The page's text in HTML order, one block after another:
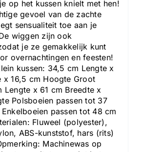
op het kussen knielt met hen!
gevoel van de zachte
sensualiteit toe aan je
wiggen zijn ook
je ze gemakkelijk kunt
overnachtingen en feesten!
kussen: 34,5 cm Lengte x
x 16,5 cm Hoogte Groot
Lengte x 61 cm Breedte x
Polsboeien passen tot 37
passen tot 48 cm
Fluweel (polyester),
ABS-kunststof, hars (rits)
Machinewas op